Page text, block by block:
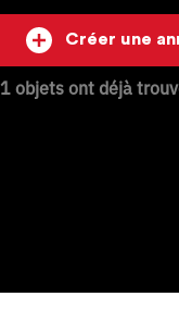
Créer une
1 objets ont déjà